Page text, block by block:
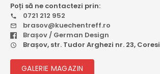
Poți să ne contactezi prin:
0721 212 952
brasov@kuechentreff.ro
Brașov / German Design
Brașov, str. Tudor Arghezi nr. 23, Coresi
GALERIE MAGAZIN